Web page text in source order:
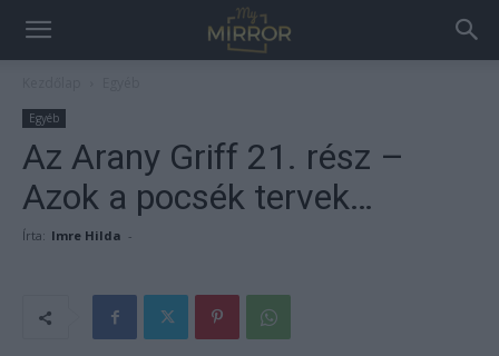
Egyéb
Az Arany Griff 21. rész –
Azok a pocsék tervek…
Írta: Imre Hilda -